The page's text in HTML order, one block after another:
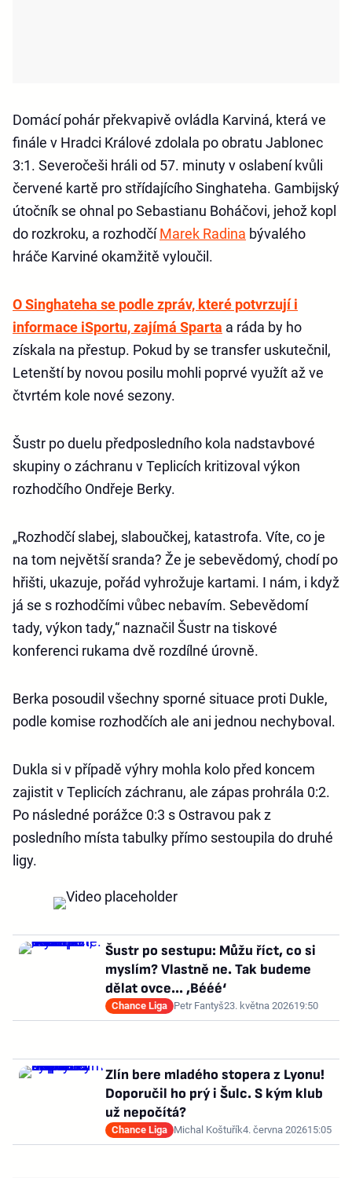
Domácí pohár překvapivě ovládla Karviná, která ve
finále v Hradci Králové zdolala po obratu Jablonec
3:1. Severočeši hráli od 57. minuty v oslabení kvůli
červené kartě pro střídajícího Singhateha. Gambijský
útočník se ohnal po Sebastianu Boháčovi, jehož kopl
do rozkroku, a rozhodčíMarek Radina bývalého
hráče Karviné okamžitě vyloučil.
O Singhateha se podle zpráv, které potvrzují i
informace iSportu, zajímá Sparta a ráda by ho
získala na přestup. Pokud by se transfer uskutečnil,
Letenští by novou posilu mohli poprvé využít až ve
čtvrtém kole nové sezony.
Šustr po duelu předposledního kola nadstavbové
skupiny o záchranu v Teplicích kritizoval výkon
rozhodčího Ondřeje Berky.
„Rozhodčí slabej, slaboučkej, katastrofa. Víte, co je
na tom největší sranda? Že je sebevědomý, chodí po
hřišti, ukazuje, pořád vyhrožuje kartami. I nám, i když
já se s rozhodčími vůbec nebavím. Sebevědomí
tady, výkon tady,“ naznačil Šustr na tiskové
konferenci rukama dvě rozdílné úrovně.
Berka posoudil všechny sporné situace proti Dukle,
podle komise rozhodčích ale ani jednou nechyboval.
Dukla si v případě výhry mohla kolo před koncem
zajistit v Teplicích záchranu, ale zápas prohrála 0:2.
Po následné porážce 0:3 s Ostravou pak z
posledního místa tabulky přímo sestoupila do druhé
ligy.
Šustr po sestupu: Můžu říct, co si
myslím? Vlastně ne. Tak budeme
dělat ovce... ‚Bééé‘
Chance Liga Petr Fantyš23. května 202619:50
Zlín bere mladého stopera z Lyonu!
Doporučil ho prý i Šulc. S kým klub
už nepočítá?
Chance Liga Michal Koštuřík4. června 202615:05